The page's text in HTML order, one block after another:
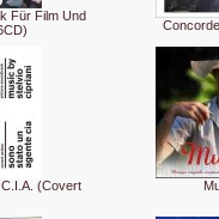
Für Film Und
(Covert